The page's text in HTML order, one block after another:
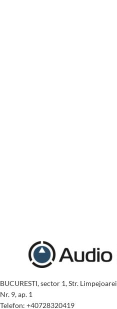
BUCURESTI, sector 1, Str. Limpejoarei
Nr. 9, ap. 1
Telefon: +40728320419